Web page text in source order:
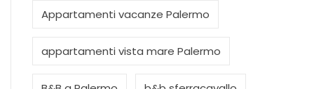
Appartamenti vacanze Palermo
appartamenti vista mare Palermo